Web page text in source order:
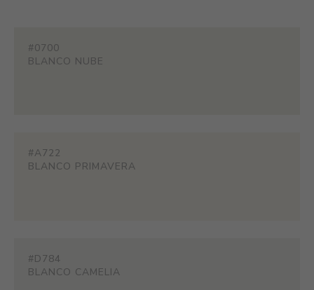
#0700
BLANCO NUBE
#A722
BLANCO PRIMAVERA
#D784
BLANCO CAMELIA